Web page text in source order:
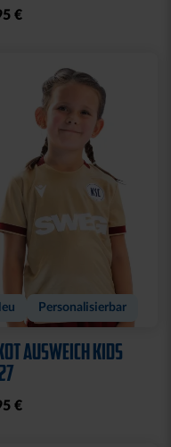
€
Personalisierbar
AUSWEICH KIDS
€